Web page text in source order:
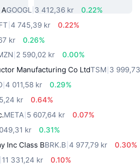
GOOGL 3 412,36 kr
0.22%
4 745,39 kr
0.22%
kr
0.26%
2 590,02 kr
0.00%
Manufacturing Co LtdTSM 3
4 011,58 kr
0.29%
kr
0.64%
META 5 607,64 kr
0.07%
kr
0.31%
Inc Class BBRK.B 4 977,79 kr
0.30%
11 331,24 kr
0.10%